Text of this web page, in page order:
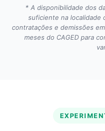
* A disponibilidade dos
suficiente na
contratações e demissões
meses do CAGED para